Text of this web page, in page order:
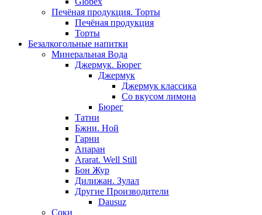
Печёная продукция. Торты
Печёная продукция
Торты
Безалкогольные напитки
Минеральная Вода
Джермук. Бюрег
Джермук
Джермук классика
Со вкусом лимона
Бюрег
Татни
Бжни. Ной
Гарни
Апаран
Ararat. Well Still
Бон Жур
Дилижан. Зулал
Другие Производители
Dausuz
Соки